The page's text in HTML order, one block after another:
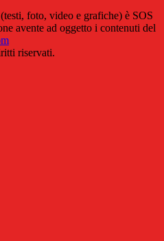
foto, video e grafiche) è SOS
avente ad oggetto i contenuti del
riservati.